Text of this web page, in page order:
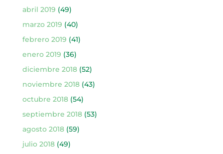
abril 2019 (49)
marzo 2019 (40)
febrero 2019 (41)
enero 2019 (36)
diciembre 2018(52)
noviembre 2018(43)
octubre 2018(54)
septiembre 2018(53)
agosto 2018(59)
julio 2018(49)